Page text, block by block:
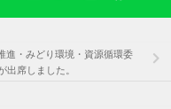
進・みどり環境・資源循環委
出席しました。